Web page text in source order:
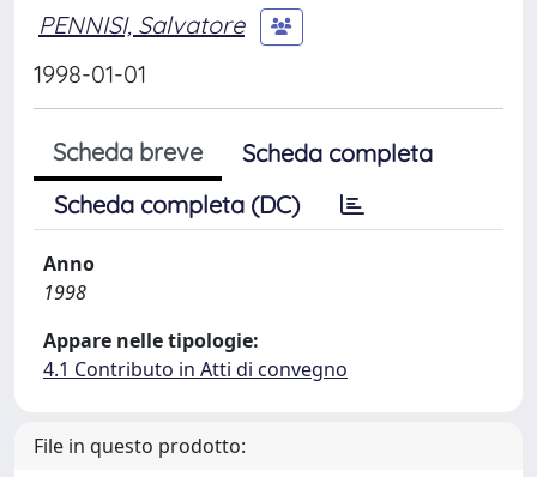
PENNISI, Salvatore
1998-01-01
Scheda breve
Scheda completa
Scheda completa (DC)
Anno
1998
Appare nelle tipologie:
4.1 Contributo in Atti di convegno
File in questo prodotto: